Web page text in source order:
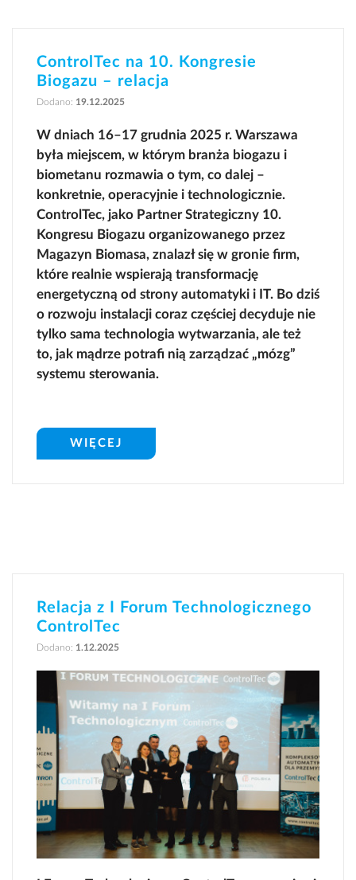
ControlTec na 10. Kongresie
Biogazu – relacja
Dodano: 19.12.2025
W dniach 16–17 grudnia 2025 r. Warszawa
była miejscem, w którym branża biogazu i
biometanu rozmawia o tym, co dalej –
konkretnie, operacyjnie i technologicznie.
ControlTec, jako Partner Strategiczny 10.
Kongresu Biogazu organizowanego przez
Magazyn Biomasa, znalazł się w gronie firm,
które realnie wspierają transformację
energetyczną od strony automatyki i IT. Bo dziś
o rozwoju instalacji coraz częściej decyduje nie
tylko sama technologia wytwarzania, ale też
to, jak mądrze potrafi nią zarządzać „mózg”
systemu sterowania.
WIĘCEJ
Relacja z I Forum Technologicznego
ControlTec
Dodano: 1.12.2025